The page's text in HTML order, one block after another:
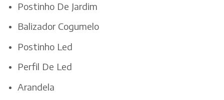
Postinho De Jardim
Balizador Cogumelo
Postinho Led
Perfil De Led
Arandela